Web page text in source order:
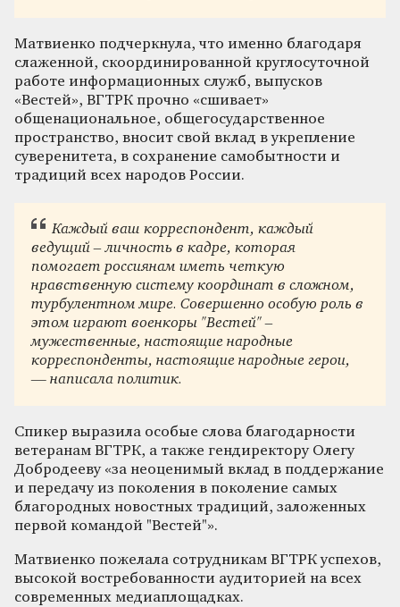
Матвиенко подчеркнула, что именно благодаря
слаженной, скоординированной круглосуточной
работе информационных служб, выпусков
«Вестей», ВГТРК прочно «сшивает»
общенациональное, общегосударственное
пространство, вносит свой вклад в укрепление
суверенитета, в сохранение самобытности и
традиций всех народов России.
Каждый ваш корреспондент, каждый
ведущий – личность в кадре, которая
помогает россиянам иметь четкую
нравственную систему координат в сложном,
турбулентном мире. Совершенно особую роль в
этом играют военкоры "Вестей" –
мужественные, настоящие народные
корреспонденты, настоящие народные герои,
— написала политик.
Спикер выразила особые слова благодарности
ветеранам ВГТРК, а также гендиректору Олегу
Добродееву «за неоценимый вклад в поддержание
и передачу из поколения в поколение самых
благородных новостных традиций, заложенных
первой командой "Вестей"».
Матвиенко пожелала сотрудникам ВГТРК успехов,
высокой востребованности аудиторией на всех
современных медиаплощадках.